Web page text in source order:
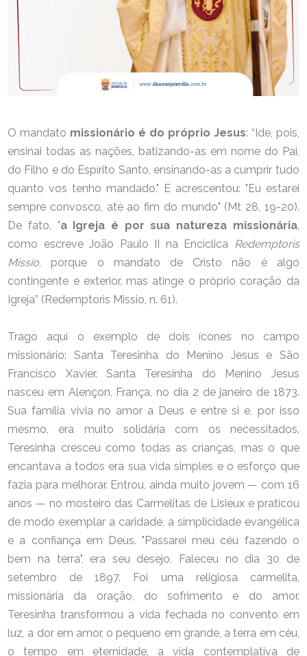
O mandato missionário é do próprio Jesus: “Ide, pois,
ensinai todas as nações, batizando-as em nome do Pai,
do Filho e do Espírito Santo, ensinando-as a cumprir tudo
quanto vos tenho mandado." E acrescentou: "Eu estarei
sempre convosco, até ao fim do mundo" (Mt 28, 19-20).
De fato, "a Igreja é por sua natureza missionária,
como escreve João Paulo II na Encíclica Redemptoris
Missio , porque o mandato de Cristo não é algo
contingente e exterior, mas atinge o próprio coração da
Igreja” (Redemptoris Missio, n. 61).
Trago aqui o exemplo de dois ícones no campo
missionário: Santa Teresinha do Menino Jesus e São
Francisco Xavier.Santa Teresinha do Menino Jesus
nasceu em Alençon, França, no dia 2 de janeiro de 1873.
Sua família vivia no amor a Deus e entre si e, por isso
mesmo, era muito solidária com os necessitados.
Teresinha cresceu como todas as crianças, mas o que
encantava a todos era sua vida simples e o esforço que
fazia para melhorar. Entrou, ainda muito jovem — com 16
anos — no mosteiro das Carmelitas de Lisieux e praticou
de modo exemplar a caridade, a simplicidade evangélica
e a confiança em Deus. "Passarei meu céu fazendo o
bem na terra", era seu desejo. Faleceu no dia 30 de
setembro de 1897. Foi uma religiosa carmelita,
missionária da oração, do sofrimento e do amor.
Teresinha transformou a vida fechada no convento em
luz, a dor em amor, o pequeno em grande, a terra em céu,
o tempo em eternidade, a vida contemplativa de